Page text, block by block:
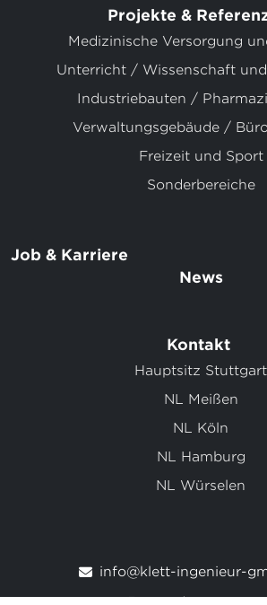
Projekte &
Medizinische Versorgung
Unterricht / Wissenschaft
Industriebauten /
Verwaltungsgebäude /
Freizeit und Sport
Sonderbereiche
Job & Karriere
News
Kontakt
Hauptsitz Stuttgart
NL Meißen
NL Köln
NL Hamburg
NL Würselen
info@klett-ingenieur-